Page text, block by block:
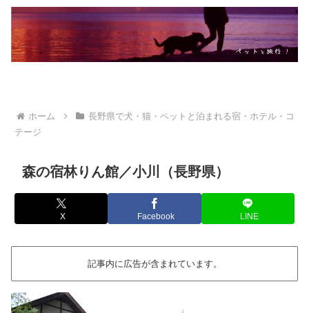
ホーム
長野県で犬・猫・ペットと泊まれる宿・ホテル・コ
テージ
森の宿林りん館／小川（長野県）
X Facebook LINE
記事内に広告が含まれています。